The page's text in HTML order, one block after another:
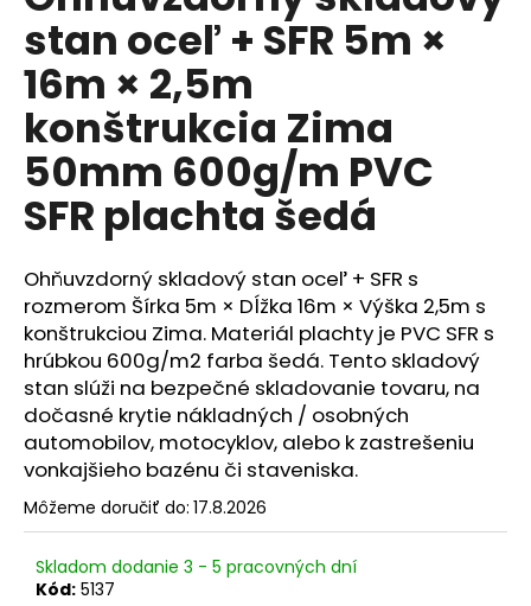
z
5
hviezdičiek.
stan oceľ + SFR 5m ×
16m × 2,5m
konštrukcia Zima
50mm 600g/m PVC
SFR plachta šedá
Ohňuvzdorný skladový stan oceľ + SFR s
rozmerom Šírka 5m × Dĺžka 16m × Výška 2,5m s
konštrukciou Zima. Materiál plachty je PVC SFR s
hrúbkou 600g/m2 farba šedá. Tento skladový
stan slúži na bezpečné skladovanie tovaru, na
dočasné krytie nákladných / osobných
automobilov, motocyklov, alebo k zastrešeniu
vonkajšieho bazénu či staveniska.
Môžeme doručiť do: 17.8.2026
Skladom dodanie 3 - 5 pracovných dní
Kód: 5137
á
j
s
ť
?
HĽADAŤ
O
d
p
o
r
ú
č
a
m